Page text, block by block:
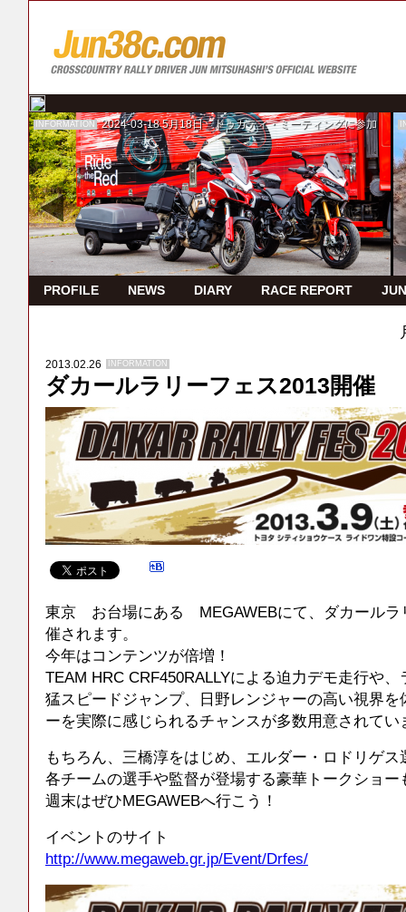
INFORMATION 2024-03-18 5月18日 ドゥカティ・ミーティングに参加
PROFILE NEWS DIARY RACE REPORT
2013.02.26 INFORMATION
ダカールラリーフェス2013開催
東京 お台場にある MEGAWEBにて、ダカールラ
催されます。
今年はコンテンツが倍増！
TEAM HRC CRF450RALLYによる迫力デモ走行や
猛スピードジャンプ、日野レンジャーの高い視界
ーを実際に感じられるチャンスが多数用意されてい
もちろん、三橋淳をはじめ、エルダー・ロドリゲ
各チームの選手や監督が登場する豪華トークショー
週末はぜひMEGAWEBへ行こう！
イベントのサイト
http://www.megaweb.gr.jp/Event/Drfes/